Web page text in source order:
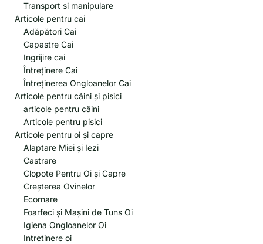
Transport si manipulare
Articole pentru cai
Adăpători Cai
Capastre Cai
Ingrijire cai
Întreținere Cai
Întreținerea Ongloanelor Cai
Articole pentru câini și pisici
articole pentru câini
Articole pentru pisici
Articole pentru oi și capre
Alaptare Miei și Iezi
Castrare
Clopote Pentru Oi și Capre
Creșterea Ovinelor
Ecornare
Foarfeci și Mașini de Tuns Oi
Igiena Ongloanelor Oi
Intretinere oi